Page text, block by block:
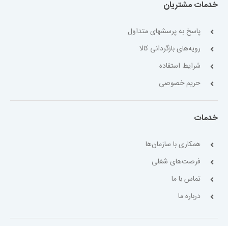
خدمات مشتریان
پاسخ به پرسشهای متداول
رویه‌های بازگردانی کالا
شرایط استفاده
حریم خصوصی
خدمات
همکاری با سازمان‌ها
فرصت‌های شغلی
تماس با ما
درباره ما